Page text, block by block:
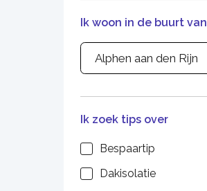
Ik woon in de buurt van
Ik zoek tips over
Bespaartip
Dakisolatie